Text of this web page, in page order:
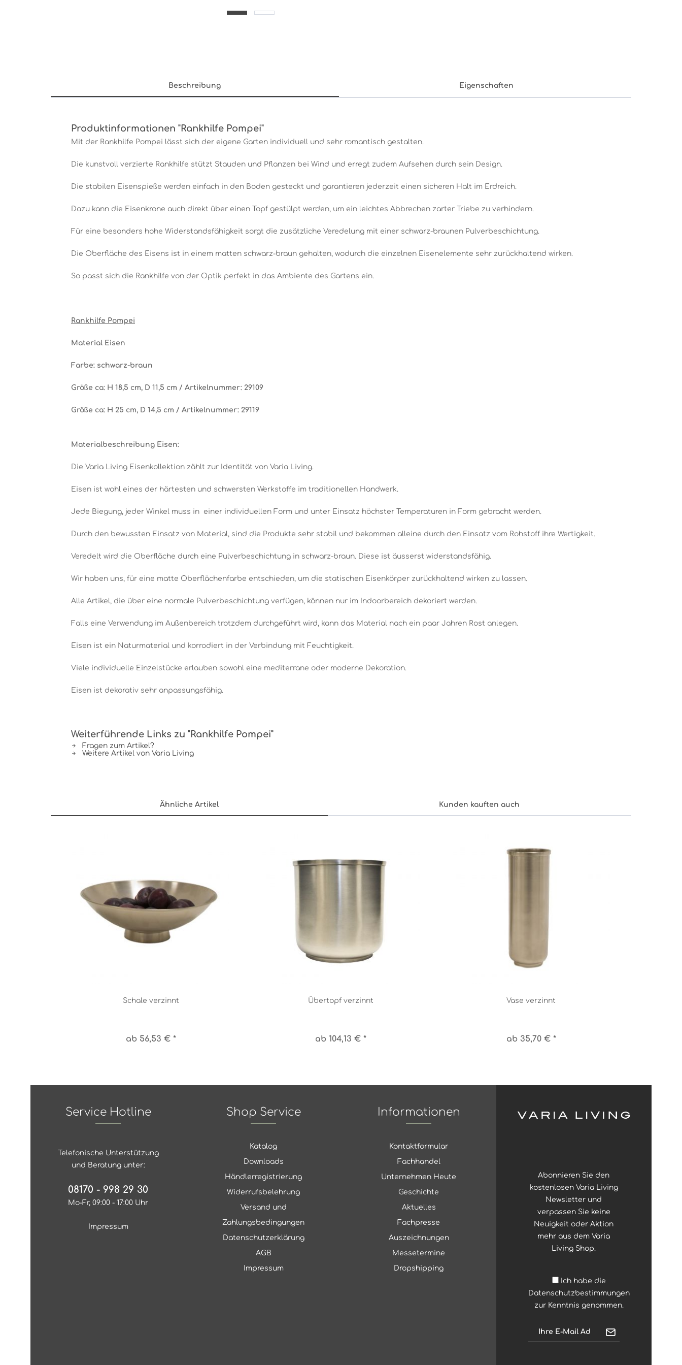
Beschreibung Eigenschaften
Produktinformationen "Rankhilfe Pompei"
Mit der Rankhilfe Pompei lässt sich der eigene Garten individuell und sehr romantisch gestalten.
Die kunstvoll verzierte Rankhilfe stützt Stauden und Pflanzen bei Wind und erregt zudem Aufsehen durch sein Design.
Die stabilen Eisenspieße werden einfach in den Boden gesteckt und garantieren jederzeit einen sicheren Halt im Erdreich.
Dazu kann die Eisenkrone auch direkt über einen Topf gestülpt werden, um ein leichtes Abbrechen zarter Triebe zu verhindern.
Für eine besonders hohe Widerstandsfähigkeit sorgt die zusätzliche Veredelung mit einer schwarz-braunen Pulverbeschichtung.
Die Oberfläche des Eisens ist in einem matten schwarz-braun gehalten, wodurch die einzelnen Eisenelemente sehr zurückhaltend wirken.
So passt sich die Rankhilfe von der Optik perfekt in das Ambiente des Gartens ein.
Rankhilfe Pompei
Material Eisen
Farbe: schwarz-braun
Größe ca: H 18,5 cm, D 11,5 cm / Artikelnummer: 29109
Größe ca: H 25 cm, D 14,5 cm / Artikelnummer: 29119
Materialbeschreibung Eisen:
Die Varia Living Eisenkollektion zählt zur Identität von Varia Living.
Eisen ist wohl eines der härtesten und schwersten Werkstoffe im traditionellen Handwerk.
Jede Biegung, jeder Winkel muss in einer individuellen Form und unter Einsatz höchster Temperaturen in Form gebracht werden.
Durch den bewussten Einsatz von Material, sind die Produkte sehr stabil und bekommen alleine durch den Einsatz vom Rohstoff ihre Wertigkeit.
Veredelt wird die Oberfläche durch eine Pulverbeschichtung in schwarz-braun. Diese ist äusserst widerstandsfähig.
Wir haben uns, für eine matte Oberflächenfarbe entschieden, um die statischen Eisenkörper zurückhaltend wirken zu lassen.
Alle Artikel, die über eine normale Pulverbeschichtung verfügen, können nur im Indoorbereich dekoriert werden.
Falls eine Verwendung im Außenbereich trotzdem durchgeführt wird, kann das Material nach ein paar Jahren Rost anlegen.
Eisen ist ein Naturmaterial und korrodiert in der Verbindung mit Feuchtigkeit.
Viele individuelle Einzelstücke erlauben sowohl eine mediterrane oder moderne Dekoration.
Eisen ist dekorativ sehr anpassungsfähig.
Weiterführende Links zu "Rankhilfe Pompei"
Fragen zum Artikel?
Weitere Artikel von Varia Living
Ähnliche Artikel Kunden kauften auch
Schale verzinnt
ab 56,53 € *
Übertopf verzinnt
ab 104,13 € *
Vase verzinnt
ab 35,70 € *
Service Hotline
Telefonische Unterstützung
und Beratung unter:
08170 - 998 29 30
Mo-Fr, 09:00 - 17:00 Uhr
Impressum
Shop Service
Katalog
Downloads
Händlerregistrierung
Widerrufsbelehrung
Versand und
Zahlungsbedingungen
Datenschutzerklärung
AGB
Impressum
Informationen
Kontaktformular
Fachhandel
Unternehmen Heute
Geschichte
Aktuelles
Fachpresse
Auszeichnungen
Messetermine
Dropshipping
Abonnieren Sie den
kostenlosen Varia Living
Newsletter und
verpassen Sie keine
Neuigkeit oder Aktion
mehr aus dem Varia
Living Shop.
Ich habe die
Datenschutzbestimmungen
zur Kenntnis genommen.